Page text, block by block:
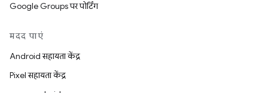
Google Groups पर पोर्टिंग
मदद पाएं
Android सहायता केंद्र
Pixel सहायता केंद्र